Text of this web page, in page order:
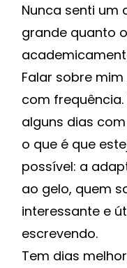
Nunca senti um
grande quanto
Falar sobre
com
alguns dias
o que é que
possível: a
ao gelo, quem
interessante e
escrevendo.
Tem dias